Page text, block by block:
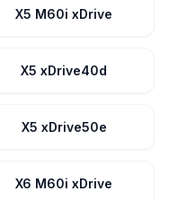
X5 M60i xDrive
X5 xDrive40d
X5 xDrive50e
X6 M60i xDrive